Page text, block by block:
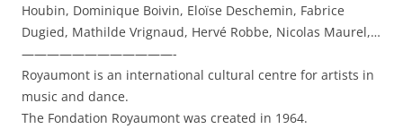
Houbin, Dominique Boivin, Eloïse Deschemin, Fabrice
Dugied, Mathilde Vrignaud, Hervé Robbe, Nicolas Maurel,…
————————————-
Royaumont is an international cultural centre for artists in
music and dance.
The Fondation Royaumont was created in 1964.